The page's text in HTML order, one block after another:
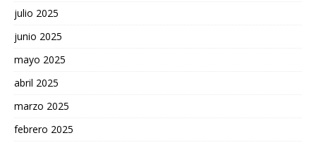
julio 2025
junio 2025
mayo 2025
abril 2025
marzo 2025
febrero 2025